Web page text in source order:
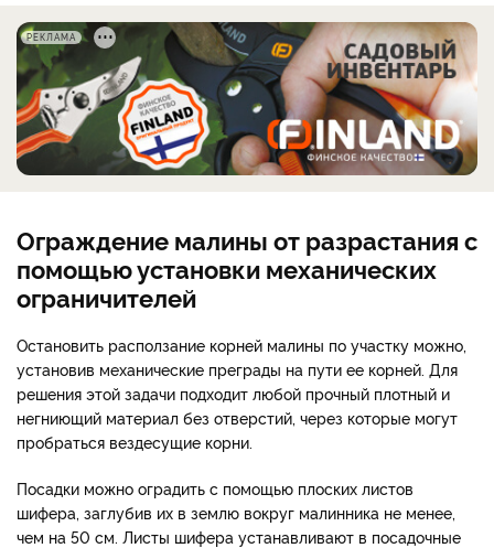
РЕКЛАМА
Ограждение малины от разрастания с
помощью установки механических
ограничителей
Остановить расползание корней малины по участку можно,
установив механические преграды на пути ее корней. Для
решения этой задачи подходит любой прочный плотный и
негниющий материал без отверстий, через которые могут
пробраться вездесущие корни.
Посадки можно оградить с помощью плоских листов
шифера, заглубив их в землю вокруг малинника не менее,
чем на 50 см. Листы шифера устанавливают в посадочные